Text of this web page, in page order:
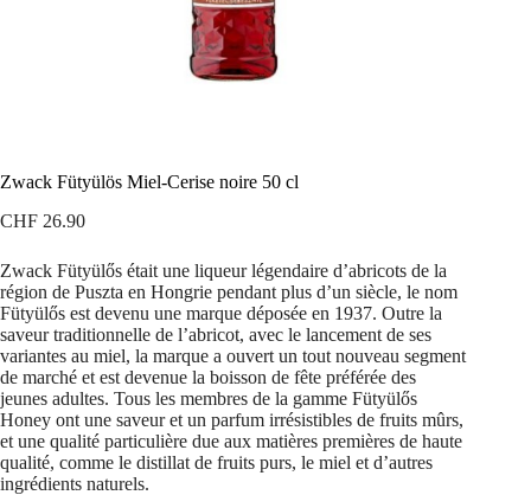
Zwack Fütyülös Miel-Cerise noire 50 cl
CHF 26.90
Zwack Fütyülős était une liqueur légendaire d’abricots de la
région de Puszta en Hongrie pendant plus d’un siècle, le nom
Fütyülős est devenu une marque déposée en 1937. Outre la
saveur traditionnelle de l’abricot, avec le lancement de ses
variantes au miel, la marque a ouvert un tout nouveau segment
de marché et est devenue la boisson de fête préférée des
jeunes adultes. Tous les membres de la gamme Fütyülős
Honey ont une saveur et un parfum irrésistibles de fruits mûrs,
et une qualité particulière due aux matières premières de haute
qualité, comme le distillat de fruits purs, le miel et d’autres
ingrédients naturels.